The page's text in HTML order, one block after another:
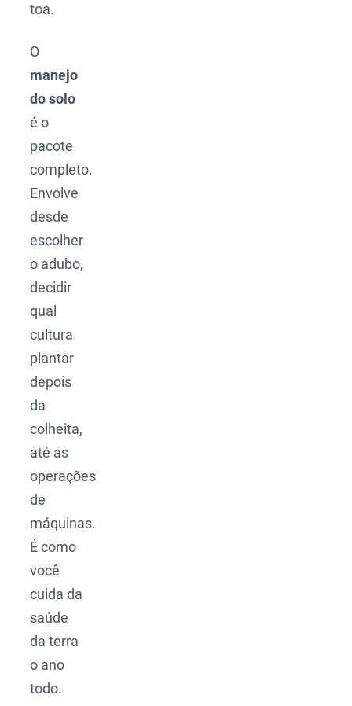
toa.
O
manejo
do solo
é o
pacote
completo.
Envolve
desde
escolher
o adubo,
decidir
qual
cultura
plantar
depois
da
colheita,
até as
operações
de
máquinas.
É como
você
cuida da
saúde
da terra
o ano
todo.